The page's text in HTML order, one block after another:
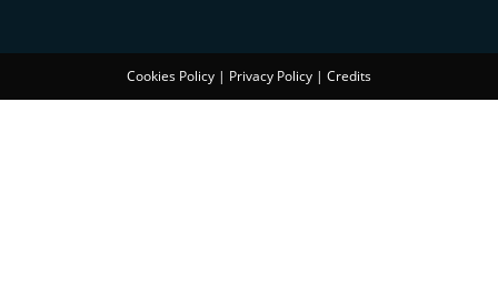
Cookies Policy | Privacy Policy | Credits